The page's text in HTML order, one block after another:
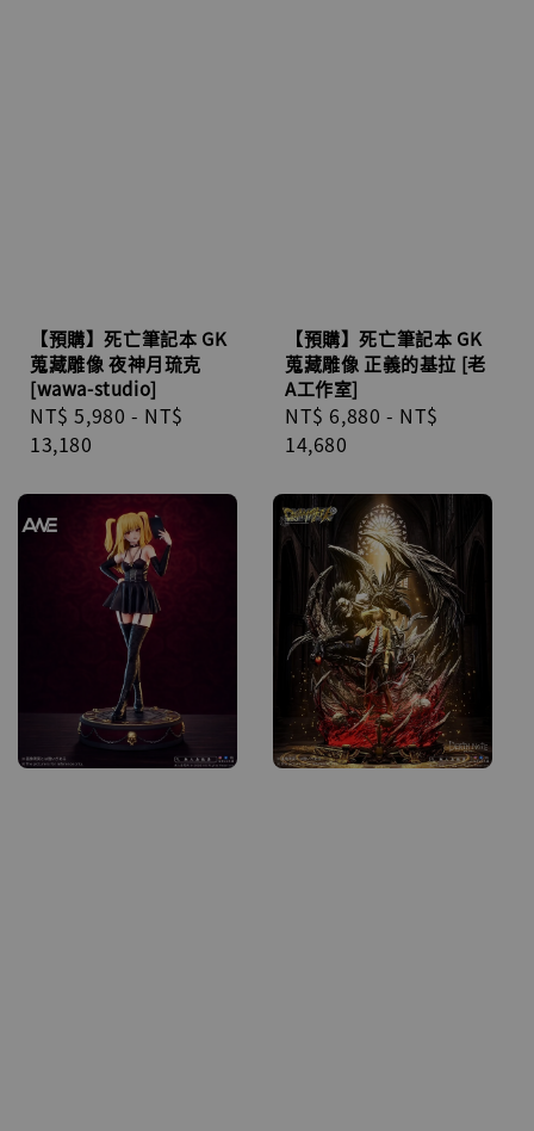
【預購】死亡筆記本 GK
蒐藏雕像 夜神月琉克
[wawa-studio]
Regular
price
NT$ 5,980 - NT$
13,180
【預購】死亡筆記本 GK
蒐藏雕像 正義的基拉 [老
A工作室]
Regular
price
NT$ 6,880 - NT$
14,680